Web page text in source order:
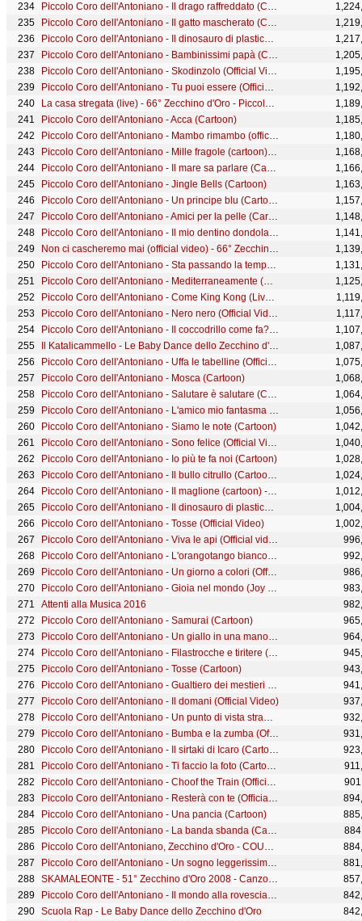
Piccolo Coro dell'Antoniano - Il drago raffreddato (Cartoon)
Piccolo Coro dell'Antoniano - Il gatto mascherato (Cartoon)
Piccolo Coro dell'Antoniano - Il dinosauro di plastica (Cartoon)
Piccolo Coro dell'Antoniano - Bambinissimi papà (Cartoon) - 34° Zecchino d'Oro
Piccolo Coro dell'Antoniano - Skodinzolo (Official Video)
Piccolo Coro dell'Antoniano - Tu puoi essere (Official video - 68° Zecchino d'Oro)
La casa stregata (live) - 66° Zecchino d'Oro - Piccolo Coro dell'Antoniano
Piccolo Coro dell'Antoniano - Acca (Cartoon)
Piccolo Coro dell'Antoniano - Mambo rimambo (official video) - 65° Zecchino d'oro
Piccolo Coro dell'Antoniano - Mille fragole (cartoon) - 65° Zecchino d'oro
Piccolo Coro dell'Antoniano - Il mare sa parlare (Cartoon)
Piccolo Coro dell'Antoniano - Jingle Bells (Cartoon)
Piccolo Coro dell'Antoniano - Un principe blu (Cartoon)
Piccolo Coro dell'Antoniano - Amici per la pelle (Cartoon)
Piccolo Coro dell'Antoniano - Il mio dentino dondola (Cartoon)
Non ci cascheremo mai (official video) - 66° Zecchino d'Oro - Piccolo Coro dell'Antoniano
Piccolo Coro dell'Antoniano - Sta passando la tempesta (Official Video)
Piccolo Coro dell'Antoniano - Mediterraneamente (Cartoon)
Piccolo Coro dell'Antoniano - Come King Kong (Live) - 65° Zecchino d'Oro
Piccolo Coro dell'Antoniano - Nero nero (Official Video)
Piccolo Coro dell'Antoniano - Il coccodrillo come fa? (Official video)
Il Katalicammello - Le Baby Dance dello Zecchino d'Oro
Piccolo Coro dell'Antoniano - Uffa le tabelline (Official video - 68° Zecchino d'Oro)
Piccolo Coro dell'Antoniano - Mosca (Cartoon)
Piccolo Coro dell'Antoniano - Salutare è salutare (Cartoon) - 63° Zecchino d'Oro
Piccolo Coro dell'Antoniano - L'amico mio fantasma (Cartoon)
Piccolo Coro dell'Antoniano - Siamo le note (Cartoon)
Piccolo Coro dell'Antoniano - Sono felice (Official Video)
Piccolo Coro dell'Antoniano - Io più te fa noi (Cartoon)
Piccolo Coro dell'Antoniano - Il bullo citrullo (Cartoon) - 50° Zecchino d'Oro
Piccolo Coro dell'Antoniano - Il maglione (cartoon) - 65° Zecchino d'oro
Piccolo Coro dell'Antoniano - Il dinosauro di plastica (Official Video)
Piccolo Coro dell'Antoniano - Tosse (Official Video)
Piccolo Coro dell'Antoniano - Viva le api (Official video - 68° Zecchino d'Oro)
Piccolo Coro dell'Antoniano - L'orangotango bianco (Official Video)
Piccolo Coro dell'Antoniano - Un giorno a colori (Official Video)
Piccolo Coro dell'Antoniano - Gioia nel mondo (Joy to the World) (Cartoon)
Attenti alla Musica 2016
Piccolo Coro dell'Antoniano - Samurai (Cartoon)
Piccolo Coro dell'Antoniano - Un giallo in una mano (Cartoon)
Piccolo Coro dell'Antoniano - Filastrocche e tiritere (Cartoon)
Piccolo Coro dell'Antoniano - Tosse (Cartoon)
Piccolo Coro dell'Antoniano - Gualtiero dei mestieri (Official Video)
Piccolo Coro dell'Antoniano - Il domani (Official Video)
Piccolo Coro dell'Antoniano - Un punto di vista strambo (Cartoon)
Piccolo Coro dell'Antoniano - Bumba e la zumba (Official Video)
Piccolo Coro dell'Antoniano - Il sirtaki di Icaro (Cartoon)
Piccolo Coro dell'Antoniano - Ti faccio la foto (Cartoon)
Piccolo Coro dell'Antoniano - Choof the Train (Official Video)
Piccolo Coro dell'Antoniano - Resterà con te (Official Video)
Piccolo Coro dell'Antoniano - Una pancia (Cartoon)
Piccolo Coro dell'Antoniano - La banda sbanda (Cartoon)
Piccolo Coro dell'Antoniano, Zecchino d'Oro - COUNTRYMAMMA
Piccolo Coro dell'Antoniano - Un sogno leggerissimo (Official Video)
SKAMALEONTE - 51° Zecchino d'Oro 2008 - Canzoni Animate
Piccolo Coro dell'Antoniano - Il mondo alla rovescia (official video) - 65° Zecchino d'oro
Scuola Rap - Le Baby Dance dello Zecchino d'Oro